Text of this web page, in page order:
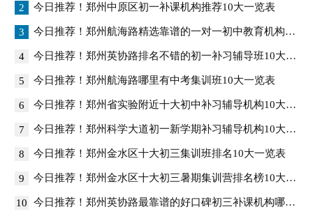
2 今日推荐！郑州中原区初一补课机构推荐10大一览表
3 今日推荐！郑州航海路精选靠谱的一对一初中教育机构推荐10大一览表
4 今日推荐！郑州英协路排名不错的初一补习辅导班10大一览表
5 今日推荐！郑州航海路哪里有中考集训班10大一览表
6 今日推荐！郑州省实验附近十大初中补习辅导机构10大一览表
7 今日推荐！郑州科学大道初一新学期补习辅导机构10大一览表
8 今日推荐！郑州金水区十大初三集训班排名10大一览表
9 今日推荐！郑州金水区十大初三暑期集训营排名榜10大一览表
10 今日推荐！郑州英协路最靠谱的好口碑初三补课机构哪个口碑好10大一览表